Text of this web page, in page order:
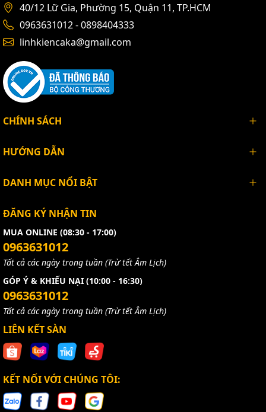
40/12 Lữ Gia, Phường 15, Quận 11, TP.HCM
0963631012 - 0898404333
linhkiencaka@gmail.com
CHÍNH SÁCH
HƯỚNG DẪN
DANH MỤC NỔI BẬT
ĐĂNG KÝ NHẬN TIN
MUA ONLINE (08:30 - 17:00)
0963631012
Tất cả các ngày trong tuần (Trừ tết Âm Lịch)
GÓP Ý & KHIẾU NẠI (10:00 - 16:30)
0963631012
Tất cả các ngày trong tuần (Trừ tết Âm Lịch)
LIÊN KẾT SÀN
KẾT NỐI VỚI CHÚNG TÔI: